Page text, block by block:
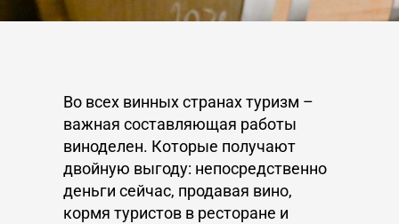
Во всех винных странах туризм –
важная составляющая работы
виноделен. Которые получают
двойную выгоду: непосредственно
деньги сейчас, продавая вино,
кормя туристов в ресторане и